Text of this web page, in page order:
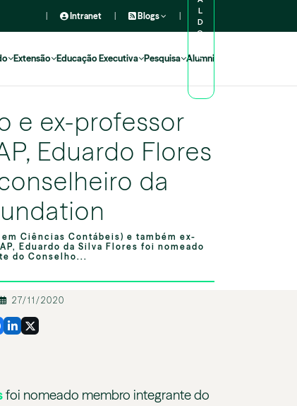
| Intranet | Blogs |
L
D
O
L
O
Extensão Educação Executiva Pesquisa Alumni
e ex-professor
Eduardo Flores
da
Ciências Contábeis) e também ex-
Eduardo da Silva Flores foi nomeado
do Conselho...
27/11/2020
foi nomeado membro integrante do